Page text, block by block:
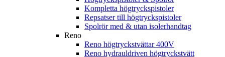
Kompletta högtryckspistoler
Repsatser till högtryckspistoler
Spolrör med & utan isolerhandtag
Reno
Reno högtryckstvättar 400V
Reno hydrauldriven högtryckstvätt